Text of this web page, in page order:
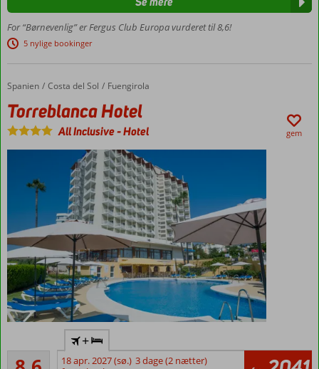
En kort
afstand
fra
Paguera
Gratis
til
stranden
til 4
personer
For “Børnevenlig” er Fergus Club Europa vurderet til 8,6!
5 nylige bookinger
Forside
Spanien Costa del Sol Fuengirola
Torreblanca Hotel
Torreblanca Hotel
All Inclusive-Hotel gem
Centrum
Fuengirola
Alletiders
+
18 apr. 2027 (sø.) 3 dage (2 nætter)